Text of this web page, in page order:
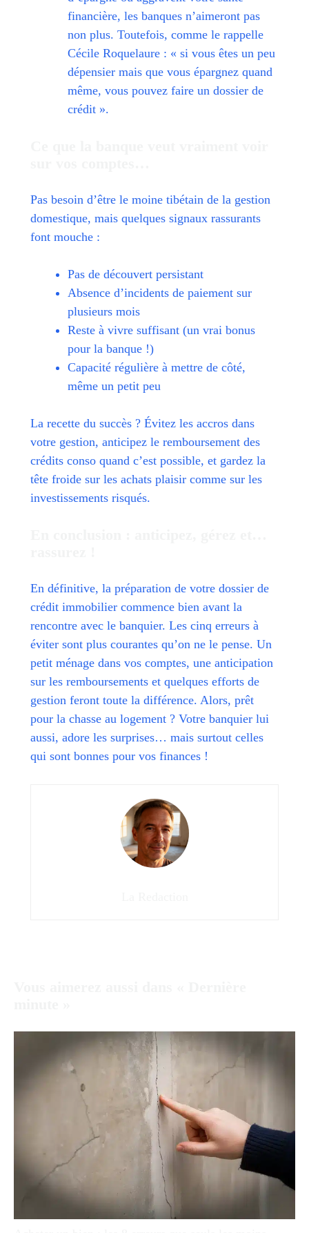
financière, les banques n’aimeront pas
non plus. Toutefois, comme le rappelle
Cécile Roquelaure : « si vous êtes un peu
dépensier mais que vous épargnez quand
même, vous pouvez faire un dossier de
crédit ».
Pas besoin d’être le moine tibétain de la gestion
domestique, mais quelques signaux rassurants
font mouche :
Pas de découvert persistant
Absence d’incidents de paiement sur
plusieurs mois
Reste à vivre suffisant (un vrai bonus
pour la banque !)
Capacité régulière à mettre de côté,
même un petit peu
La recette du succès ? Évitez les accros dans
votre gestion, anticipez le remboursement des
crédits conso quand c’est possible, et gardez la
tête froide sur les achats plaisir comme sur les
investissements risqués.
En définitive, la préparation de votre dossier de
crédit immobilier commence bien avant la
rencontre avec le banquier. Les cinq erreurs à
éviter sont plus courantes qu’on ne le pense. Un
petit ménage dans vos comptes, une anticipation
sur les remboursements et quelques efforts de
gestion feront toute la différence. Alors, prêt
pour la chasse au logement ? Votre banquier lui
aussi, adore les surprises… mais surtout celles
qui sont bonnes pour vos finances !